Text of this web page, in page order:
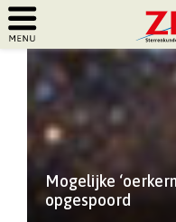
PRIMARY
MENU
Mogelijke
opgespoord